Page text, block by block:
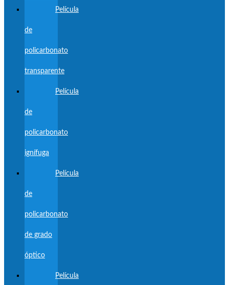
Película
de
policarbonato
transparente
Película
de
policarbonato
ignífuga
Película
de
policarbonato
de grado
óptico
Película